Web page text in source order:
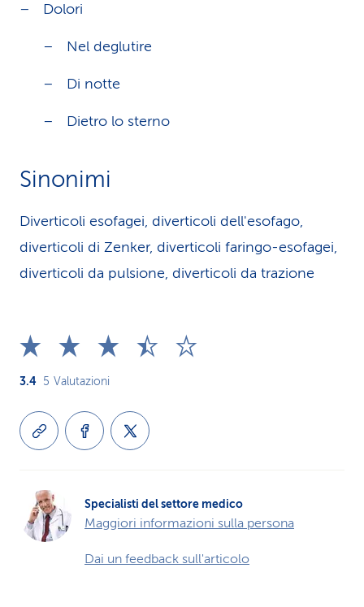
Dolori
Nel deglutire
Di notte
Dietro lo sterno
Sinonimi
Diverticoli esofagei, diverticoli dell'esofago,
diverticoli di Zenker, diverticoli faringo-esofagei,
diverticoli da pulsione, diverticoli da trazione
3.4 5 Valutazioni
Specialisti del settore medico
Maggiori informazioni sulla persona
Dai un feedback sull'articolo